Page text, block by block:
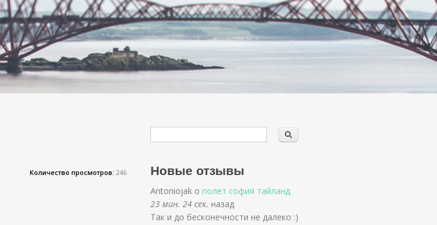
Количество просмотров: 246 Новые отзывы
Antoniojak о полет софия тайланд
23 мин. 24 сек. назад
Так и до бесконечности не далеко :)